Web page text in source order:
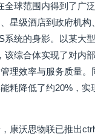
全球范围内得到了广
星级酒店到政府机构
统的身影。以某大
该综合体实现了对内
理效率与服务质量
耗降低了约20%，实
康沃思物联已推出